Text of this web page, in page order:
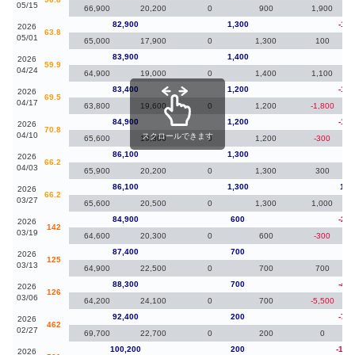
05/15
66,900
20,200 0 900 1,900
2026
05/01
63.8
82,900 1,300
-
65,000
17,900 0 1,300 100
2026
04/24
59.9
83,900 1,400
64,900
19,000 0 1,400 1,100
2026
04/17
69.5
83,400 1,200
-
63,800
19,600 0 1,200 -1,800
2026
04/10
70.8
84,900 1,200
-
65,600
19,300 0 1,200 -300
2026
04/03
66.2
86,100 1,300
65,900
20,200 0 1,300 300
2026
03/27
66.2
86,100 1,300
65,600
20,500 0 1,300 1,000
2026
03/19
142
84,900 600
-
64,600
20,300 0 600 -300
2026
03/13
125
87,400 700
64,900
22,500 0 700 700
2026
03/06
126
88,300 700
-
64,200
24,100 0 700 -5,500
2026
02/27
462
92,400 200
-
69,700
22,700 0 200 0
2026 100,200 200 -
スクロールできます